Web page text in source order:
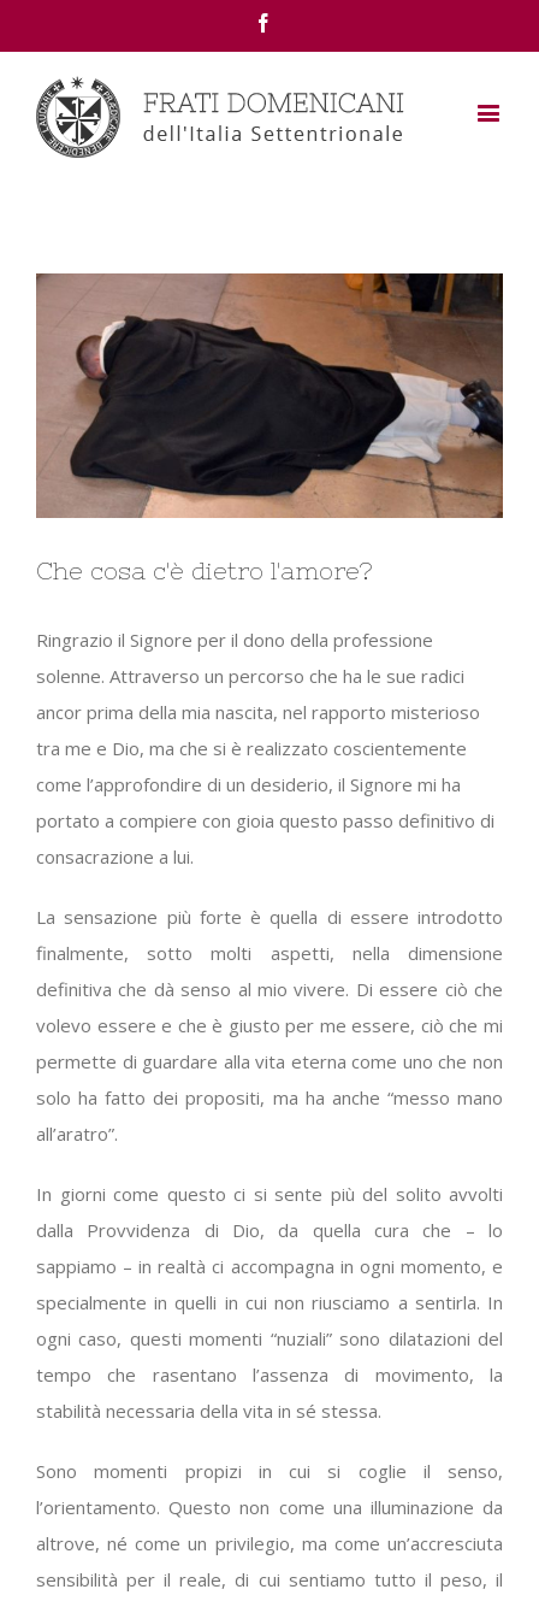
View
Image
Che cosa c'è dietro l'amore?
Ringrazio il Signore per il dono della professione
solenne. Attraverso un percorso che ha le sue radici
ancor prima della mia nascita, nel rapporto misterioso
tra me e Dio, ma che si è realizzato coscientemente
come l’approfondire di un desiderio, il Signore mi ha
portato a compiere con gioia questo passo definitivo di
consacrazione a lui.
La sensazione più forte è quella di essere introdotto
finalmente, sotto molti aspetti, nella dimensione
definitiva che dà senso al mio vivere. Di essere ciò che
volevo essere e che è giusto per me essere, ciò che mi
permette di guardare alla vita eterna come uno che non
solo ha fatto dei propositi, ma ha anche “messo mano
all’aratro”.
In giorni come questo ci si sente più del solito avvolti
dalla Provvidenza di Dio, da quella cura che – lo
sappiamo – in realtà ci accompagna in ogni momento, e
specialmente in quelli in cui non riusciamo a sentirla. In
ogni caso, questi momenti “nuziali” sono dilatazioni del
tempo che rasentano l’assenza di movimento, la
stabilità necessaria della vita in sé stessa.
Sono momenti propizi in cui si coglie il senso,
l’orientamento. Questo non come una illuminazione da
altrove, né come un privilegio, ma come un’accresciuta
sensibilità per il reale, di cui sentiamo tutto il peso, il